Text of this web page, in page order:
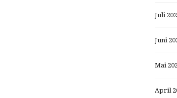
Juli
Juni
Mai
April